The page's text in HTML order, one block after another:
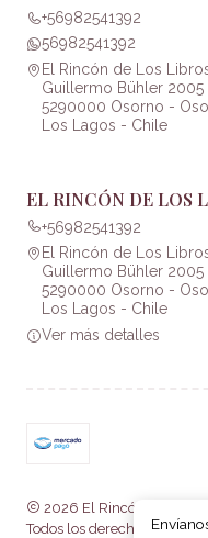
+56982541392
56982541392
El Rincón de Los
Guillermo Bühler 2005
5290000 Osorno -
Los Lagos - Chile
EL RINCÓN DE LOS
+56982541392
El Rincón de Los
Guillermo Bühler 2005
5290000 Osorno -
Los Lagos - Chile
Ver más detalles
2026 El Rincón de Los
Todos los derechos